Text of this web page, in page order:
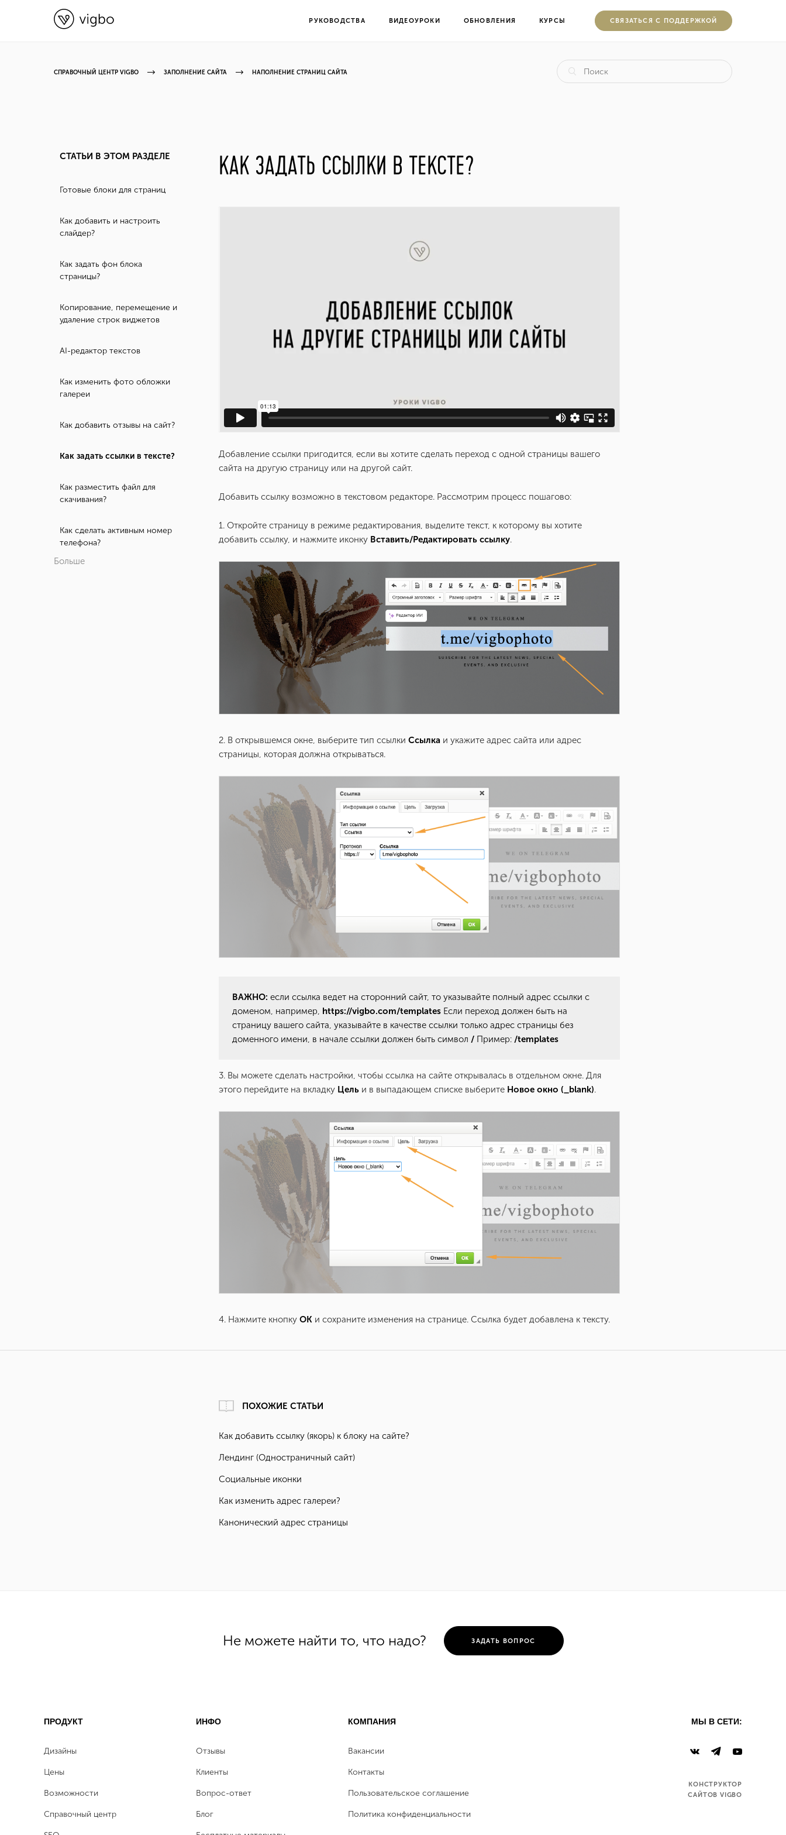
РУКОВОДСТВА ВИДЕОУРОКИ ОБНОВЛЕНИЯ КУРСЫ CВЯЗАТЬСЯ С ПОДДЕРЖКОЙ
СПРАВОЧНЫЙ ЦЕНТР VIGBO ЗАПОЛНЕНИЕ САЙТА НАПОЛНЕНИЕ СТРАНИЦ САЙТА
СТАТЬИ В ЭТОМ РАЗДЕЛЕ
Готовые блоки для страниц
Как добавить и настроить
слайдер?
Как задать фон блока
страницы?
Копирование, перемещение и
удаление строк виджетов
AI-редактор текстов
Как изменить фото обложки
галереи
Как добавить отзывы на сайт?
Как задать ссылки в тексте?
Как разместить файл для
скачивания?
Как сделать активным номер
телефона?
Больше
КАК ЗАДАТЬ ССЫЛКИ В ТЕКСТЕ?
Добавление ссылки пригодится, если вы хотите сделать переход с одной страницы вашего
сайта на другую страницу или на другой сайт.
Добавить ссылку возможно в текстовом редакторе. Рассмотрим процесс пошагово:
1. Откройте страницу в режиме редактирования, выделите текст, к которому вы хотите
добавить ссылку, и нажмите иконку Вставить/Редактировать ссылку.
2. В открывшемся окне, выберите тип ссылки Ссылка и укажите адрес сайта или адрес
страницы, которая должна открываться.
ВАЖНО: если ссылка ведет на сторонний сайт, то указывайте полный адрес ссылки с
доменом, например, https://vigbo.com/templates Если переход должен быть на
страницу вашего сайта, указывайте в качестве ссылки только адрес страницы без
доменного имени, в начале ссылки должен быть символ / Пример: /templates
3. Вы можете сделать настройки, чтобы ссылка на сайте открывалась в отдельном окне. Для
этого перейдите на вкладку Цель и в выпадающем списке выберите Новое окно (_blank).
4. Нажмите кнопку OK и сохраните изменения на странице. Ссылка будет добавлена к тексту.
ПОХОЖИЕ СТАТЬИ
Как добавить ссылку (якорь) к блоку на сайте?
Лендинг (Одностраничный сайт)
Социальные иконки
Как изменить адрес галереи?
Канонический адрес страницы
Не можете найти то, что надо? ЗАДАТЬ ВОПРОС
ПРОДУКТ
Дизайны
Цены
Возможности
Справочный центр
ИНФО
Отзывы
Клиенты
Вопрос-ответ
Блог
КОМПАНИЯ
Вакансии
Контакты
Пользовательское соглашение
Политика конфиденциальности
МЫ В СЕТИ:
КОНСТРУКТОР
САЙТОВ VIGBO